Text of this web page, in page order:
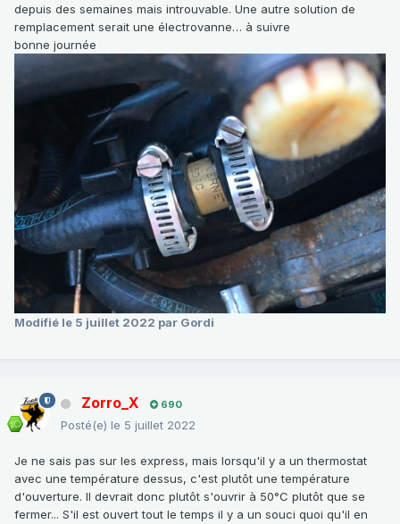
depuis des semaines mais introuvable. Une autre solution de
remplacement serait une électrovanne… à suivre
bonne journée
Modifié le 5 juillet 2022 par Gordi
Zorro_X 690
Posté(e) le 5 juillet 2022
Je ne sais pas sur les express, mais lorsqu'il y a un thermostat
avec une température dessus, c'est plutôt une température
d'ouverture. Il devrait donc plutôt s'ouvrir à 50°C plutôt que se
fermer... S'il est ouvert tout le temps il y a un souci quoi qu'il en